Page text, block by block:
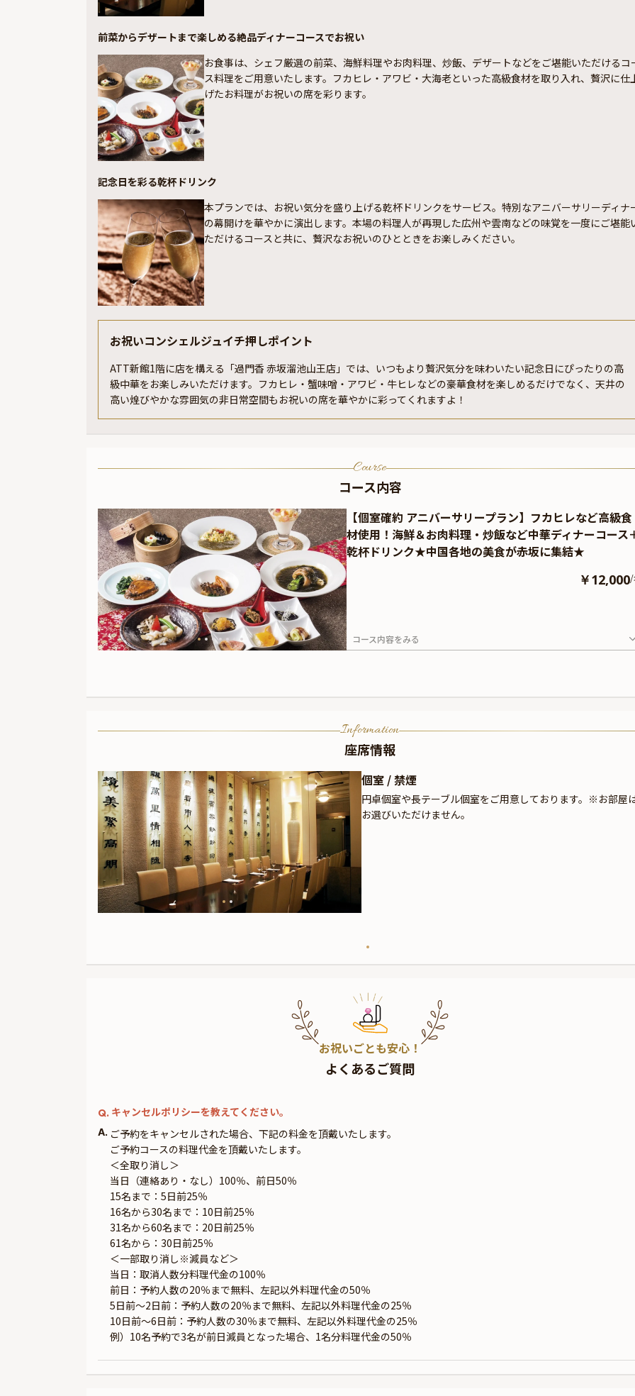
前菜からデザートまで楽しめる絶品ディナーコースでお祝い
お食事は、シェフ厳選の前菜、海鮮料理やお肉料理、炒飯、デザートなどをご堪能いただけるコ
ス料理をご用意いたします。フカヒレ・アワビ・大海老といった高級食材を取り入れ、贅沢に仕
げたお料理がお祝いの席を彩ります。
記念日を彩る乾杯ドリンク
本プランでは、お祝い気分を盛り上げる乾杯ドリンクをサービス。特別なアニバーサリーディナ
の幕開けを華やかに演出します。本場の料理人が再現した広州や雲南などの味覚を一度にご堪能
ただけるコースと共に、贅沢なお祝いのひとときをお楽しみください。
お祝いコンシェルジュイチ押しポイント
ATT新館1階に店を構える「過門香 赤坂溜池山王店」では、いつもより贅沢気分を味わいたい記念日にぴったりの高
級中華をお楽しみいただけます。フカヒレ・蟹味噌・アワビ・牛ヒレなどの豪華食材を楽しめるだけでなく、天井の
高い煌びやかな雰囲気の非日常空間もお祝いの席を華やかに彩ってくれますよ！
Course
コース内容
【個室確約 アニバーサリープラン】フカヒレなど高級食
材使用！海鮮＆お肉料理・炒飯など中華ディナーコース
乾杯ドリンク★中国各地の美食が赤坂に集結★
￥12,000/
コース内容をみる
Information
座席情報
個室 / 禁煙
円卓個室や長テーブル個室をご用意しております。※お部屋
お選びいただけません。
お祝いごとも安心！
よくあるご質問
Q. キャンセルポリシーを教えてください。
A. ご予約をキャンセルされた場合、下記の料金を頂戴いたします。
ご予約コースの料理代金を頂戴いたします。
＜全取り消し＞
当日（連絡あり・なし）100％、前日50％
15名まで：5日前25％
16名から30名まで：10日前25％
31名から60名まで：20日前25％
61名から：30日前25％
＜一部取り消し※減員など＞
当日：取消人数分料理代金の100％
前日：予約人数の20％まで無料、左記以外料理代金の50％
5日前～2日前：予約人数の20％まで無料、左記以外料理代金の25％
10日前～6日前：予約人数の30％まで無料、左記以外料理代金の25％
例）10名予約で3名が前日減員となった場合、1名分料理代金の50％